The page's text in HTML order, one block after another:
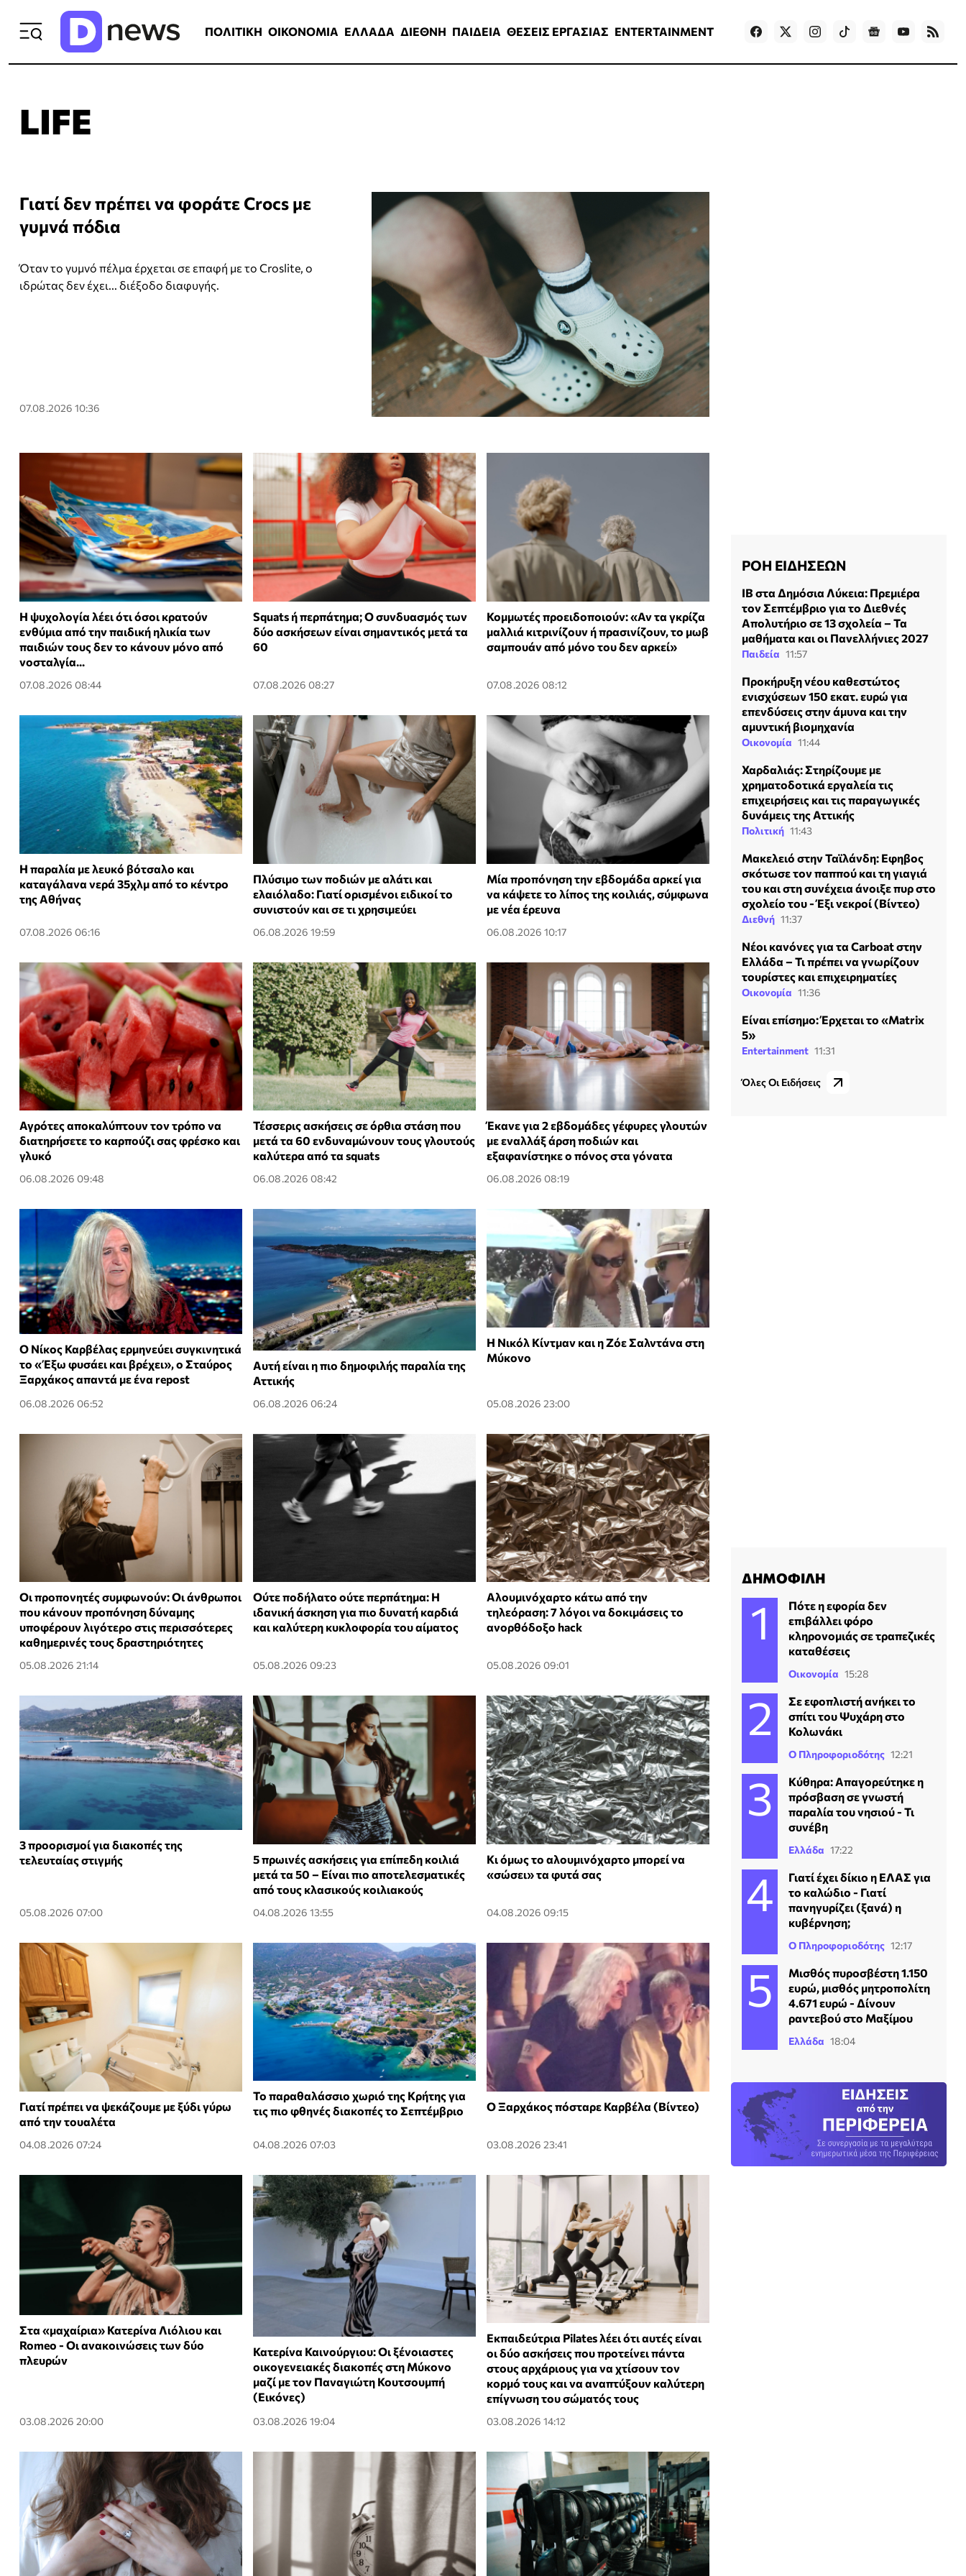
ΠΟΛΙΤΙΚΗ ΟΙΚΟΝΟΜΙΑ ΕΛΛΑΔΑ ΔΙΕΘΝΗ ΠΑΙΔΕΙΑ ΘΕΣΕΙΣ ΕΡΓΑΣΙΑΣ ENTERTAINMENT Games
LIFE
Γιατί δεν πρέπει να φοράτε Crocs με
γυμνά πόδια
Όταν το γυμνό πέλμα έρχεται σε επαφή με το Croslite, ο
ιδρώτας δεν έχει... διέξοδο διαφυγής.
07.08.2026 10:36
Η ψυχολογία λέει ότι όσοι κρατούν
ενθύμια από την παιδική ηλικία των
παιδιών τους δεν το κάνουν μόνο από
νοσταλγία...
07.08.2026 08:44
Squats ή περπάτημα; Ο συνδυασμός των
δύο ασκήσεων είναι σημαντικός μετά τα
60
07.08.2026 08:27
Κομμωτές προειδοποιούν: «Αν τα γκρίζα
μαλλιά κιτρινίζουν ή πρασινίζουν, το μωβ
σαμπουάν από μόνο του δεν αρκεί»
07.08.2026 08:12
Η παραλία με λευκό βότσαλο και
καταγάλανα νερά 35χλμ από το κέντρο
της Αθήνας
07.08.2026 06:16
Πλύσιμο των ποδιών με αλάτι και
ελαιόλαδο: Γιατί ορισμένοι ειδικοί το
συνιστούν και σε τι χρησιμεύει
06.08.2026 19:59
Μία προπόνηση την εβδομάδα αρκεί για
να κάψετε το λίπος της κοιλιάς, σύμφωνα
με νέα έρευνα
06.08.2026 10:17
Αγρότες αποκαλύπτουν τον τρόπο να
διατηρήσετε το καρπούζι σας φρέσκο και
γλυκό
06.08.2026 09:48
Τέσσερις ασκήσεις σε όρθια στάση που
μετά τα 60 ενδυναμώνουν τους γλουτούς
καλύτερα από τα squats
06.08.2026 08:42
Έκανε για 2 εβδομάδες γέφυρες γλουτών
με εναλλάξ άρση ποδιών και
εξαφανίστηκε ο πόνος στα γόνατα
06.08.2026 08:19
Ο Νίκος Καρβέλας ερμηνεύει συγκινητικά
το «Έξω φυσάει και βρέχει», ο Σταύρος
Ξαρχάκος απαντά με ένα repost
06.08.2026 06:52
Αυτή είναι η πιο δημοφιλής παραλία της
Αττικής
06.08.2026 06:24
Η Νικόλ Κίντμαν και η Ζόε Σαλντάνα στη
Μύκονο
05.08.2026 23:00
Οι προπονητές συμφωνούν: Οι άνθρωποι
που κάνουν προπόνηση δύναμης
υποφέρουν λιγότερο στις περισσότερες
καθημερινές τους δραστηριότητες
05.08.2026 21:14
Ούτε ποδήλατο ούτε περπάτημα: Η
ιδανική άσκηση για πιο δυνατή καρδιά
και καλύτερη κυκλοφορία του αίματος
05.08.2026 09:23
Αλουμινόχαρτο κάτω από την
τηλεόραση: 7 λόγοι να δοκιμάσεις το
ανορθόδοξο hack
05.08.2026 09:01
3 προορισμοί για διακοπές της
τελευταίας στιγμής
05.08.2026 07:00
5 πρωινές ασκήσεις για επίπεδη κοιλιά
μετά τα 50 – Είναι πιο αποτελεσματικές
από τους κλασικούς κοιλιακούς
04.08.2026 13:55
Κι όμως το αλουμινόχαρτο μπορεί να
«σώσει» τα φυτά σας
04.08.2026 09:15
Γιατί πρέπει να ψεκάζουμε με ξύδι γύρω
από την τουαλέτα
04.08.2026 07:24
Το παραθαλάσσιο χωριό της Κρήτης για
τις πιο φθηνές διακοπές το Σεπτέμβριο
04.08.2026 07:03
Ο Ξαρχάκος πόσταρε Καρβέλα (Βίντεο)
03.08.2026 23:41
Στα «μαχαίρια» Κατερίνα Λιόλιου και
Romeo - Οι ανακοινώσεις των δύο
πλευρών
03.08.2026 20:00
Κατερίνα Καινούργιου: Οι ξένοιαστες
οικογενειακές διακοπές στη Μύκονο
μαζί με τον Παναγιώτη Κουτσουμπή
(Εικόνες)
03.08.2026 19:04
Εκπαιδεύτρια Pilates λέει ότι αυτές είναι
οι δύο ασκήσεις που προτείνει πάντα
στους αρχάριους για να χτίσουν τον
κορμό τους και να αναπτύξουν καλύτερη
επίγνωση του σώματός τους
03.08.2026 14:12
ΡΟΗ ΕΙΔΗΣΕΩΝ
IB στα Δημόσια Λύκεια: Πρεμιέρα
τον Σεπτέμβριο για το Διεθνές
Απολυτήριο σε 13 σχολεία – Τα
μαθήματα και οι Πανελλήνιες 2027
Παιδεία 11:57
Προκήρυξη νέου καθεστώτος
ενισχύσεων 150 εκατ. ευρώ για
επενδύσεις στην άμυνα και την
αμυντική βιομηχανία
Οικονομία 11:44
Χαρδαλιάς: Στηρίζουμε με
χρηματοδοτικά εργαλεία τις
επιχειρήσεις και τις παραγωγικές
δυνάμεις της Αττικής
Πολιτική 11:43
Μακελειό στην Ταϊλάνδη: Εφηβος
σκότωσε τον παππού και τη γιαγιά
του και στη συνέχεια άνοιξε πυρ στο
σχολείο του - Έξι νεκροί (Βίντεο)
Διεθνή 11:37
Νέοι κανόνες για τα Carboat στην
Ελλάδα – Τι πρέπει να γνωρίζουν
τουρίστες και επιχειρηματίες
Οικονομία 11:36
Είναι επίσημο: Έρχεται το «Μatrix
5»
Entertainment 11:31
Όλες Οι Ειδήσεις
ΔΗΜΟΦΙΛΗ
Πότε η εφορία δεν
επιβάλλει φόρο
κληρονομιάς σε τραπεζικές
καταθέσεις
Οικονομία 15:28
Σε εφοπλιστή ανήκει το
σπίτι του Ψυχάρη στο
Κολωνάκι
Ο Πληροφοριοδότης 12:21
Κύθηρα: Απαγορεύτηκε η
πρόσβαση σε γνωστή
παραλία του νησιού - Τι
συνέβη
Ελλάδα 17:22
Γιατί έχει δίκιο η ΕΛΑΣ για
το καλώδιο - Γιατί
πανηγυρίζει (ξανά) η
κυβέρνηση;
Ο Πληροφοριοδότης 12:17
Μισθός πυροσβέστη 1.150
ευρώ, μισθός μητροπολίτη
4.671 ευρώ - Δίνουν
ραντεβού στο Μαξίμου
Ελλάδα 18:04